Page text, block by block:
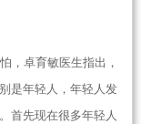
，卓育敏医生指出，
是年轻人，年轻人发
首先现在很多年轻人